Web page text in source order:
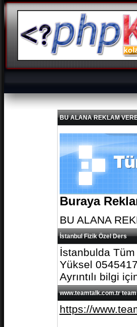
BU ALANA REKLAM
Buraya
BU ALANA
İstanbul Fizik Özel Ders
İstanbulda
Yüksel
Ayrıntılı bilgi
www.teamtalk.com.tr
https://